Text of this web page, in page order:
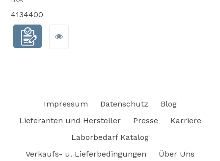
4134400
Impressum Datenschutz
Blog
Lieferanten und Hersteller
Presse
Karriere
Laborbedarf Katalog
Verkaufs- u. Lieferbedingungen
Über Uns